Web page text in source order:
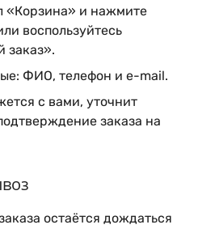
«Корзина» и нажмите
воспользуйтесь
заказ».
ФИО, телефон и e-mail.
с вами, уточнит
заказа на
остаётся дождаться